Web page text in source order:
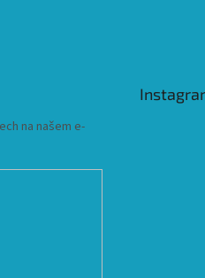
na našem e-